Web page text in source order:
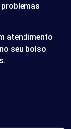
atendimento
seu bolso,